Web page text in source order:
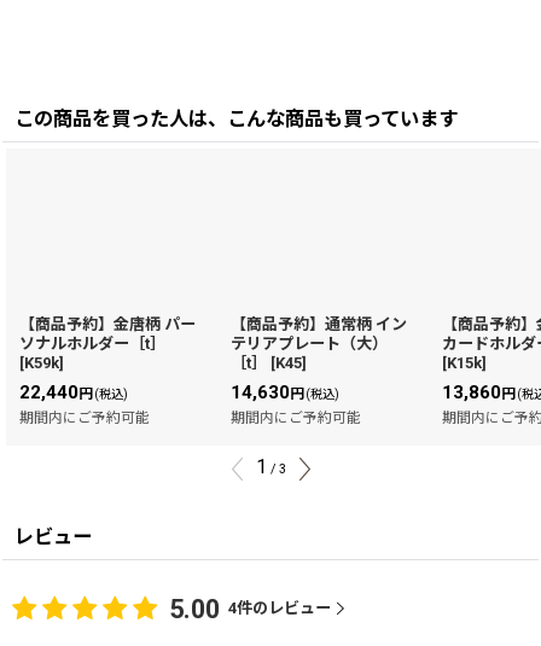
この商品を買った人は、こんな商品も買っています
【商品予約】金唐柄 パー
ソナルホルダー［t］
[K59k]
22,440円 (税込)
期間内にご予約可能
【商品予約】通常柄 イン
テリアプレート（大）
［t］
[K45]
14,630円 (税込)
期間内にご予約可能
【商品予約
カードホルダ
[K15k]
13,860円 (税
期間内にご予
1 / 3
レビュー
5.00 4件のレビュー